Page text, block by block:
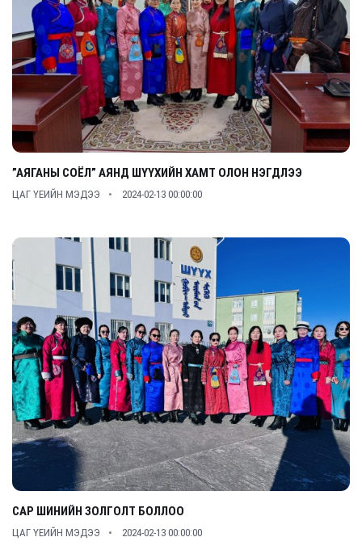
”АЯГАНЫ СОЁЛ” АЯНД ШҮҮХИЙН ХАМТ ОЛОН НЭГДЛЭЭ
ЦАГ ҮЕИЙН МЭДЭЭ 2024-02-13 00:00:00
САР ШИНИЙН ЗОЛГОЛТ БОЛЛОО
ЦАГ ҮЕИЙН МЭДЭЭ 2024-02-13 00:00:00